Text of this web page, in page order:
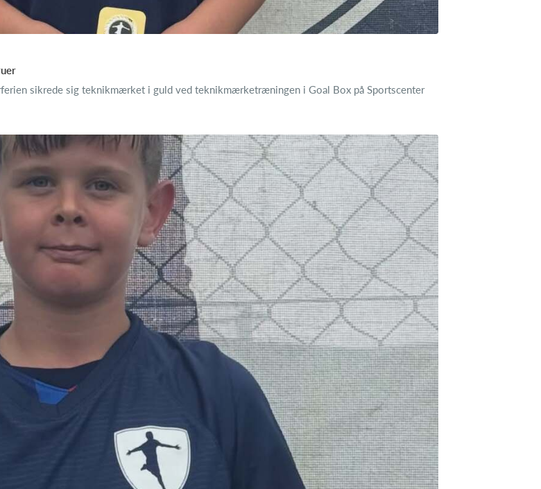
sikrede sig teknikmærket i guld ved teknikmærketræningen i Goal Box på Sportscenter